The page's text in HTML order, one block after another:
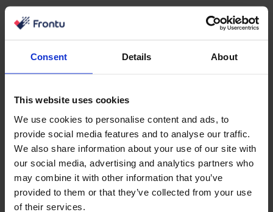
Consent Details About
This website uses cookies
We use cookies to personalise content and ads, to
provide social media features and to analyse our traffic.
We also share information about your use of our site with
our social media, advertising and analytics partners who
may combine it with other information that you’ve
provided to them or that they’ve collected from your use
of their services.
Die Produktivität von Baumaschinen ist zu gleichen
Teilen das Ergebnis von proaktiven und reaktiven
der proaktiven Faktoren an erster Stelle, und die
Begründung dafür ist einfach. Erstens verlängert sie die
Lebensdauer, Effizienz und Nutzbarkeit der Ausrüstung.
Ausrüstung ihren Anteil an Pflege und Wartung. Was wie
ein zusätzlicher Posten bei den Betriebskosten aussieht,
kann sich als die größte Investition erweisen, die Sie für
Ihren Betrieb tätigen.
Vorbeugende Wartung bedeutet, dass Sie regelmäßige